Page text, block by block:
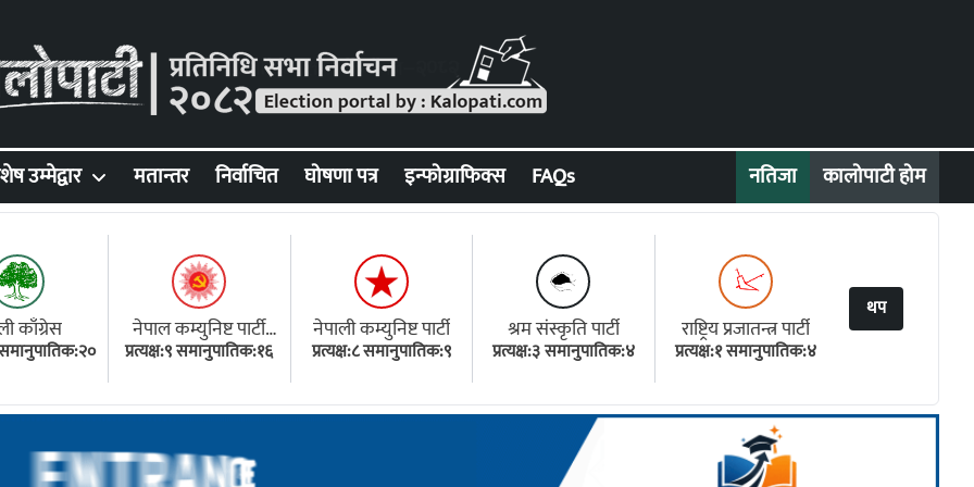
नतिजा कालोपाटी होम
उम्मेद्वार मतान्तर निर्वाचित घोषणा पत्र इन्फोग्राफिक्स FAQs
काँग्रेस
समानुपातिक:२०
नेपाल कम्युनिष्ट पार्टी
(एमाले)
प्रत्यक्ष:९ समानुपातिक:१६
नेपाली कम्युनिष्ट पार्टी
प्रत्यक्ष:८ समानुपातिक:९
श्रम संस्कृति पार्टी
प्रत्यक्ष:३ समानुपातिक:४
राष्ट्रिय प्रजातन्त्र पार्टी
प्रत्यक्ष:१ समानुपातिक:४
थप